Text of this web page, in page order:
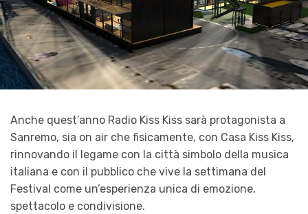
Anche quest’anno Radio Kiss Kiss sarà protagonista a
Sanremo, sia on air che fisicamente, con Casa Kiss Kiss,
rinnovando il legame con la città simbolo della musica
italiana e con il pubblico che vive la settimana del
Festival come un’esperienza unica di emozione,
spettacolo e condivisione.